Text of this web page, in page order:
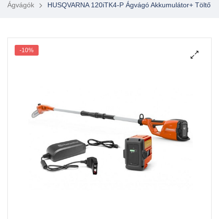
Ágvágók
HUSQVARNA 120iTK4-P Ágvágó Akkumulátor+ Töltő
-10%